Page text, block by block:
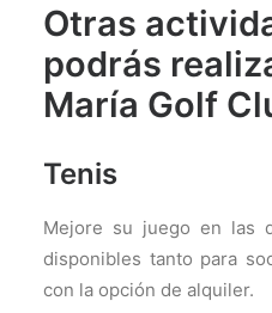
Otras
podrás
María Golf
Tenis
Mejore su juego en las
disponibles tanto para
con la opción de alquiler.